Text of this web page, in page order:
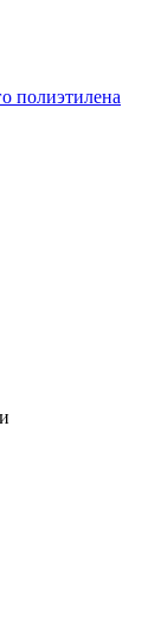
полиэтилена